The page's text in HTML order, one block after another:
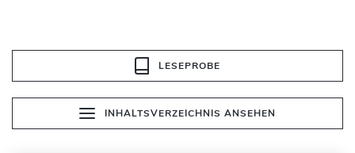
LESEPROBE
INHALTSVERZEICHNIS ANSEHEN